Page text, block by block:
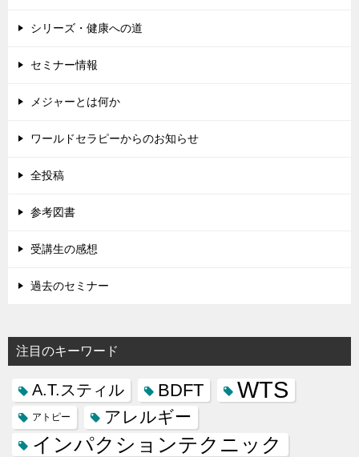
シリーズ・健康への道
セミナー情報
メジャーとは何か
ワールドセラピーからのお知らせ
全投稿
参考図書
受講生の感想
過去のセミナー
注目のキーワード
A.T.スティル BDFT WTS
アトピー アレルギー
インパクションテクニック